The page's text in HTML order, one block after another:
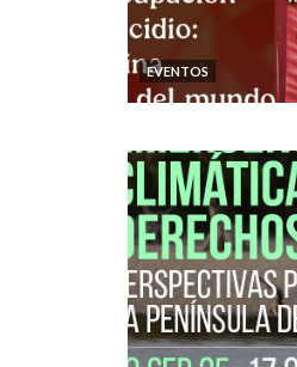
EVENTOS